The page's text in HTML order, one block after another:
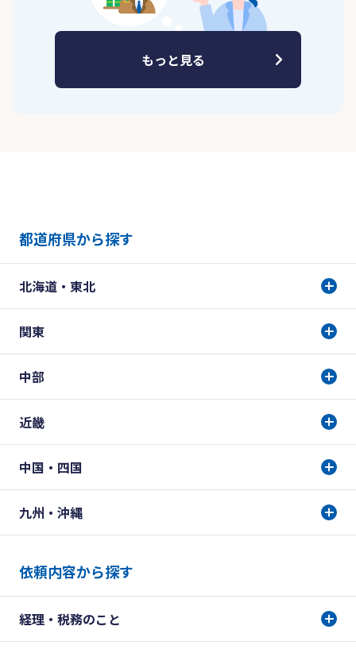
もっと見る
都道府県から探す
北海道・東北
関東
中部
近畿
中国・四国
九州・沖縄
依頼内容から探す
経理・税務のこと